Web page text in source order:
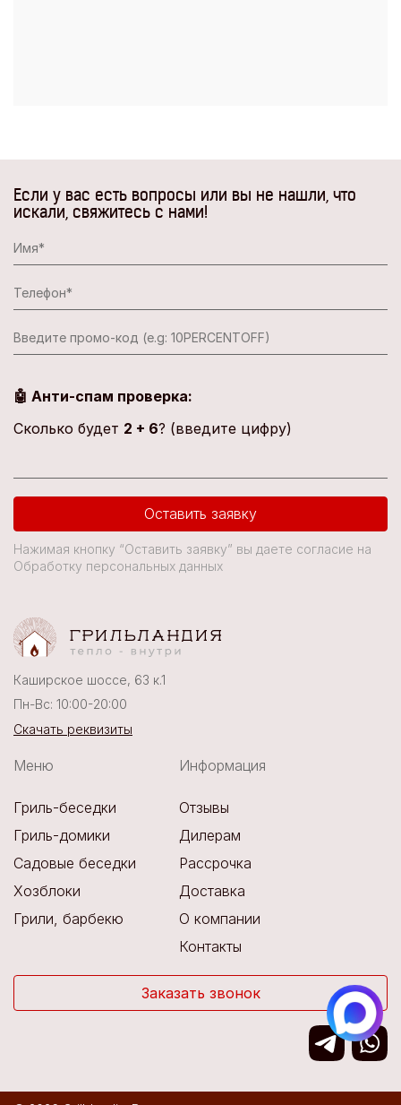
Если у вас есть вопросы или вы не нашли, что
искали, свяжитесь с нами!
🤖 Анти-спам проверка:
Сколько будет 2 + 6? (введите цифру)
Оставить заявку
Нажимая кнопку “Оставить заявку” вы даете согласие на
Обработку персональных данных
Каширское шоссе, 63 к.1
Пн-Вс: 10:00-20:00
Скачать реквизиты
Меню
Гриль-беседки
Гриль-домики
Садовые беседки
Хозблоки
Грили, барбекю
Информация
Отзывы
Дилерам
Рассрочка
Доставка
О компании
Контакты
Заказать звонок